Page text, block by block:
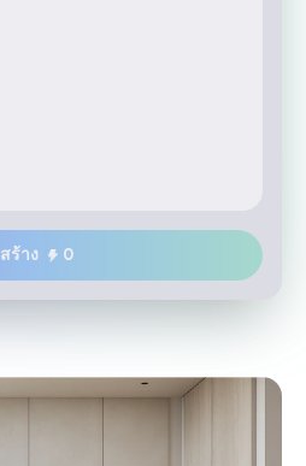
สร้าง 0